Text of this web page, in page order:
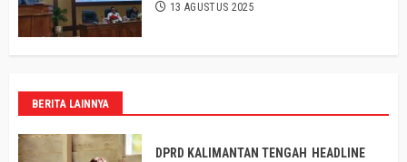
13 AGUSTUS 2025
BERITA LAINNYA
DPRD KALIMANTAN TENGAH HEADLINE